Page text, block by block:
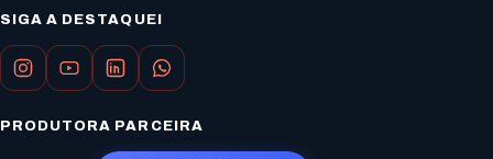
SIGA A DESTAQUEI
PRODUTORA PARCEIRA